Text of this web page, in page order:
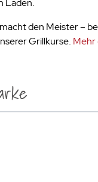
Läden.
den Meister –
Grillkurse. Mehr